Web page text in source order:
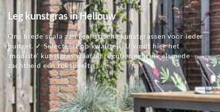
Leg kunstgras in Hellouw
Ons brede scala aan realistische kunstgrassen voor ieder
budget. ✓ Selecteert op kwaliteit. U vindt hier het
'mooiste' kunstgras waarbij regulier gebruik alsmede
zachtheid een rol speelt.